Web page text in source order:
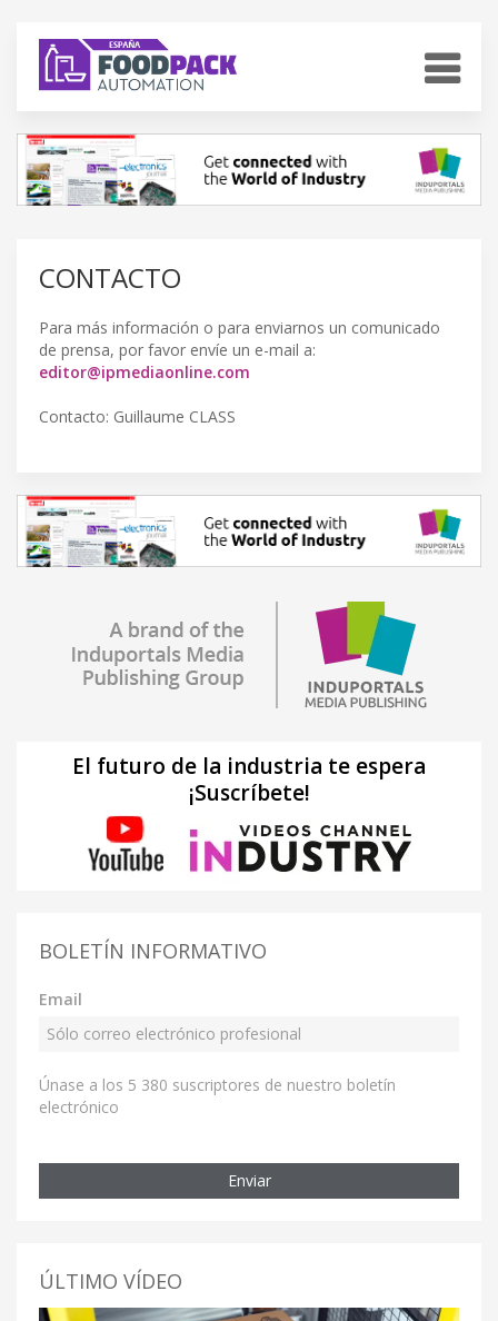
CONTACTO
Para más información o para enviarnos un comunicado
de prensa, por favor envíe un e-mail a:
editor@ipmediaonline.com
Contacto: Guillaume CLASS
El futuro de la industria te espera
¡Suscríbete!
BOLETÍN INFORMATIVO
Email
Únase a los 5 380 suscriptores de nuestro boletín
electrónico
Enviar
ÚLTIMO VÍDEO